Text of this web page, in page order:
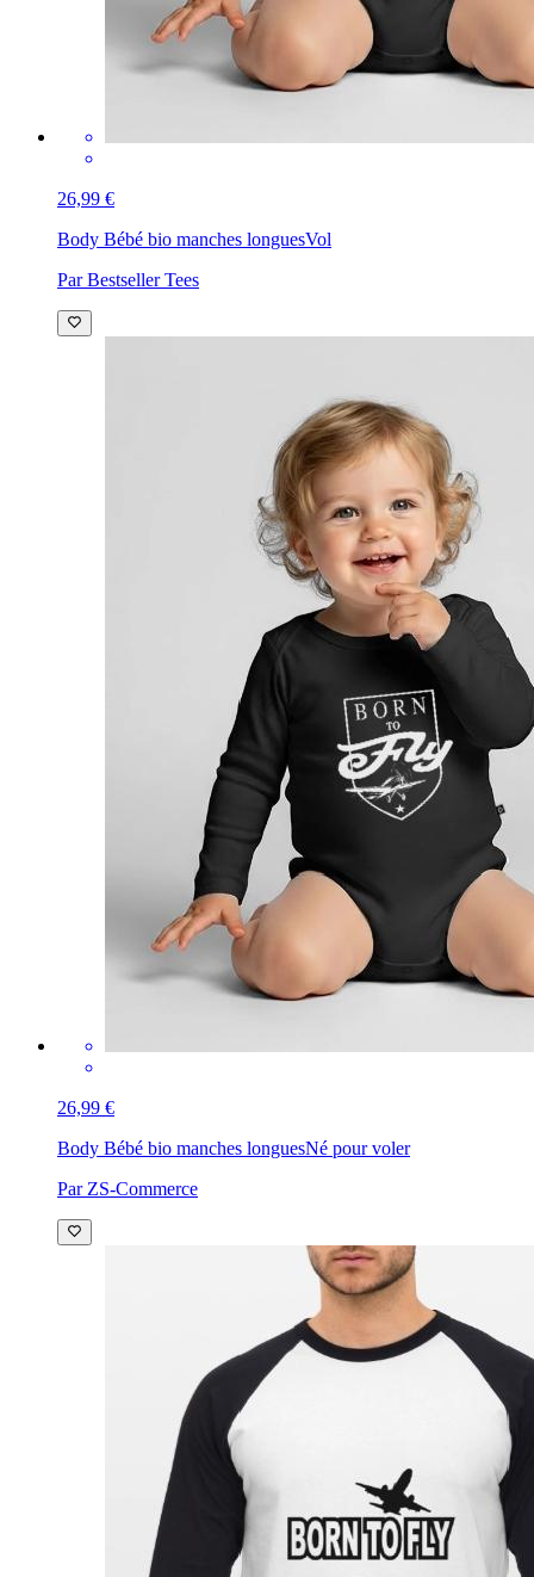
26,99 €
Body Bébé bio manches longuesVol
Par Bestseller Tees
26,99 €
Body Bébé bio manches longuesNé pour voler
Par ZS-Commerce